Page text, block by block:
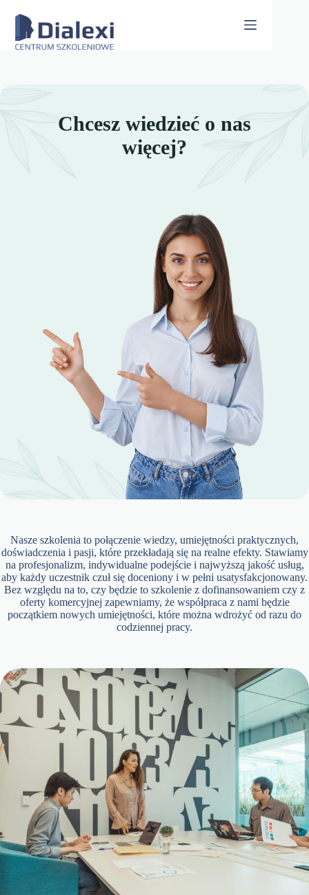
content
Chcesz wiedzieć o nas
więcej?
Nasze szkolenia to połączenie wiedzy, umiejętności praktycznych,
doświadczenia i pasji, które przekładają się na realne efekty. Stawiamy
na profesjonalizm, indywidualne podejście i najwyższą jakość usług,
aby każdy uczestnik czuł się doceniony i w pełni usatysfakcjonowany.
Bez względu na to, czy będzie to szkolenie z dofinansowaniem czy z
oferty komercyjnej zapewniamy, że współpraca z nami będzie
początkiem nowych umiejętności, które można wdrożyć od razu do
codziennej pracy.